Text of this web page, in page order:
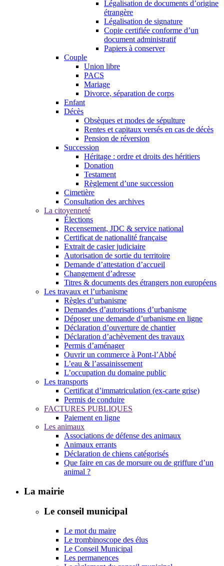
Légalisation de documents d’origine
étrangère
Légalisation de signature
Copie certifiée conforme d’un
document administratif
Papiers à conserver
Couple
Union libre
PACS
Mariage
Divorce, séparation de corps
Enfant
Décès
Obsèques et modes de sépulture
Rentes et capitaux versés en cas de décès
Pension de réversion
Succession
Héritage : ordre et droits des héritiers
Donation
Testament
Règlement d’une succession
Cimetière
Consultation des archives
La citoyenneté
Élections
Recensement, JDC & service national
Certificat de nationalité française
Extrait de casier judiciaire
Autorisation de sortie du territoire
Demande d’attestation d’accueil
Changement d’adresse
Titres & documents des étrangers non européens
Les travaux et l’urbanisme
Règles d’urbanisme
Demandes d’autorisations d’urbanisme
Déposer une demande d’urbanisme en ligne
Déclaration d’ouverture de chantier
Déclaration d’achèvement des travaux
Permis d’aménager
Ouvrir un commerce à Pont-l’Abbé
L’eau & l’assainissement
L’occupation du domaine public
Les transports
Certificat d’immatriculation (ex-carte grise)
Permis de conduire
FACTURES PUBLIQUES
Paiement en ligne
Les animaux
Associations de défense des animaux
Animaux errants
Déclaration de chiens catégorisés
Que faire en cas de morsure ou de griffure d’un
animal ?
La mairie
Le conseil municipal
Le mot du maire
Le trombinoscope des élus
Le Conseil Municipal
Les permanences